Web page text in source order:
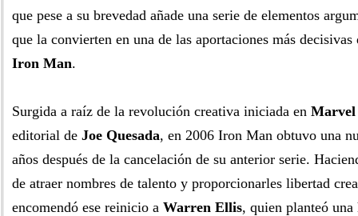
que pese a su brevedad añade una serie de elementos
que la convierten en una de las aportaciones más
Iron Man.
Surgida a raíz de la revolución creativa iniciada en Marvel
editorial de Joe Quesada, en 2006 Iron Man obtuvo una
años después de la cancelación de su anterior serie.
de atraer nombres de talento y proporcionarles libertad
encomendó ese reinicio a Warren Ellis, quien planteó